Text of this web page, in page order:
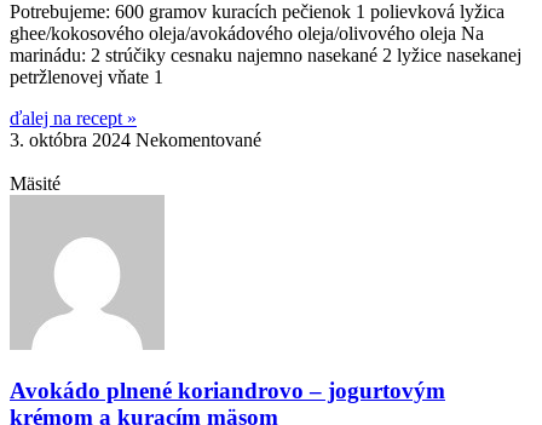
Potrebujeme: 600 gramov kuracích pečienok 1 polievková lyžica
ghee/kokosového oleja/avokádového oleja/olivového oleja Na
marinádu: 2 strúčiky cesnaku najemno nasekané 2 lyžice nasekanej
petržlenovej vňate 1
ďalej na recept »
3. októbra 2024 Nekomentované
Mäsité
Avokádo plnené koriandrovo – jogurtovým
krémom a kuracím mäsom